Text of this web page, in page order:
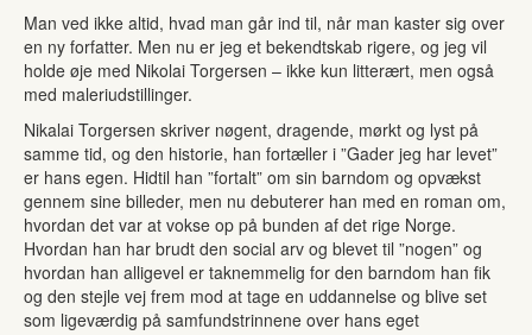
Man ved ikke altid, hvad man går ind til, når man kaster sig over
en ny forfatter. Men nu er jeg et bekendtskab rigere, og jeg vil
holde øje med Nikolai Torgersen – ikke kun litterært, men også
med maleriudstillinger.
Nikalai Torgersen skriver nøgent, dragende, mørkt og lyst på
samme tid, og den historie, han fortæller i ”Gader jeg har levet”
er hans egen. Hidtil han ”fortalt” om sin barndom og opvækst
gennem sine billeder, men nu debuterer han med en roman om,
hvordan det var at vokse op på bunden af det rige Norge.
Hvordan han har brudt den social arv og blevet til ”nogen” og
hvordan han alligevel er taknemmelig for den barndom han fik
og den stejle vej frem mod at tage en uddannelse og blive set
som ligeværdig på samfundstrinnene over hans eget